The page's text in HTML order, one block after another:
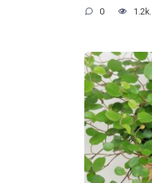
0 1.2k.